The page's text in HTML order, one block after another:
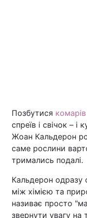
Позбутися комарів
спреїв і свічок – і
Жоан Кальдерон
саме рослини
тримались подалі.
Кальдерон одразу
між хімією та
називає просто
звернути увагу на